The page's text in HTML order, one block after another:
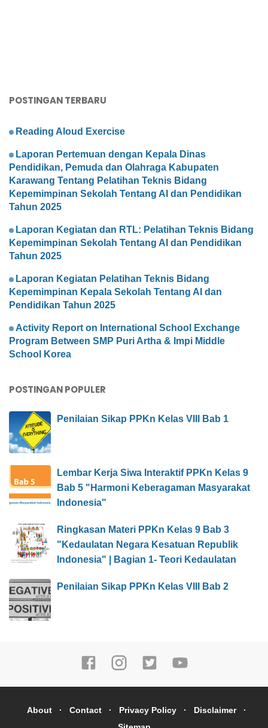
POSTINGAN TERBARU
Reading Aloud Exercise
Laporan Pertemuan dengan Kepala Dinas
Pendidikan, Pemuda dan Olahraga Kabupaten
Karawang Tentang Pelatihan Teknis Bidang
Kepemimpinan Sekolah Tentang AI dan Pendidikan
Tahun 2025
Laporan Kegiatan dan RTL: Pelatihan Teknis Bidang
Kepemimpinan Sekolah Tentang AI dan Pendidikan
Tahun 2025
Laporan Kegiatan Pelatihan Teknis Bidang
Kepemimpinan Kepala Sekolah Tentang AI dan
Pendidikan Tahun 2025
Activity Report on International School Exchange
Program Between SMP Puri Artha & Impi Middle
School Korea
POSTINGAN POPULER
Penilaian Sikap PPKn Kelas VIII Bab 1
Lembar Kerja Siwa Interaktif PPKn Kelas 9
Bab 5 "Harmoni Keberagaman Masyarakat
Indonesia"
Ringkasan Materi PPKn Kelas 9 Bab 3
"Kedaulatan Negara Kesatuan Republik
Indonesia" | Bagian 1- Teori Kedaulatan
Penilaian Sikap PPKn Kelas VIII Bab 2
About Contact Privacy Policy
Disclaimer